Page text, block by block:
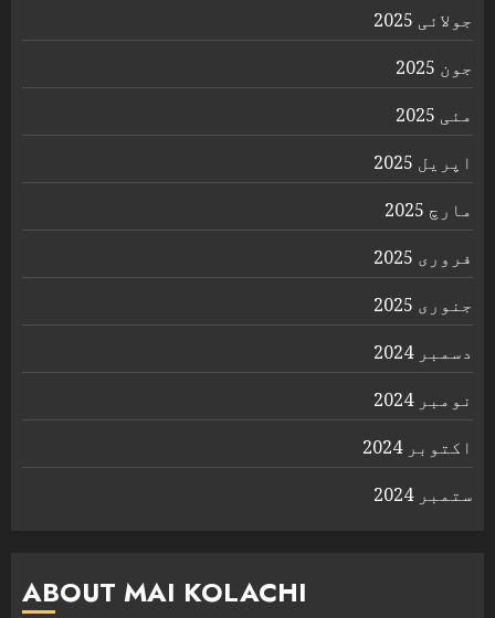
جولائی 2025
جون 2025
مئی 2025
اپریل 2025
مارچ 2025
فروری 2025
جنوری 2025
دسمبر 2024
نومبر 2024
اکتوبر 2024
ستمبر 2024
ABOUT MAI KOLACHI